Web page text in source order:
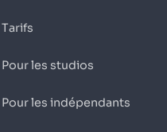
Tarifs
Pour les studios
Pour les indépendants